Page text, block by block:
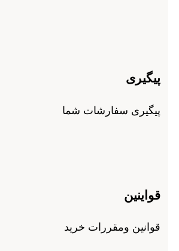
پیگیری
پیگیری سفارشات شما
قواینین
قوانین ومقررات خرید